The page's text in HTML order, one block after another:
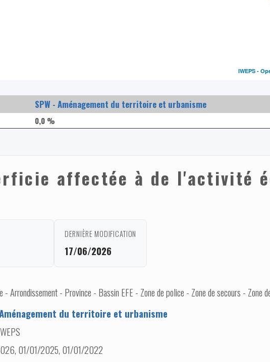
IWEPS -
SPW - Aménagement du territoire et urbanisme
0,0 %
affectée à de l'activité
DERNIÈRE MODIFICATION
17/06/2026
- Arrondissement - Province - Bassin EFE - Zone de police - Zone de secours - Zone
du territoire et urbanisme
01/01/2025, 01/01/2022